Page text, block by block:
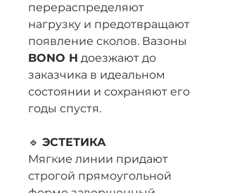
перераспределяют
нагрузку и предотвращают
появление сколов. Вазоны
BONO H доезжают до
заказчика в идеальном
состоянии и сохраняют его
годы спустя.
🔹 ЭСТЕТИКА
Мягкие линии придают
строгой прямоугольной